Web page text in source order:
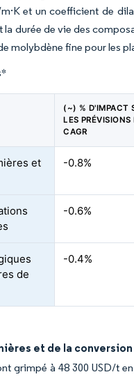
et un coefficient de
durée de vie des
molybdène fine pour les
*
(~) % D'IMPACT
LES PRÉVISIONS
CAGR
et
-0.8%
-0.6%
de
-0.4%
et de la conversion
grimpé à 48 300 USD/t